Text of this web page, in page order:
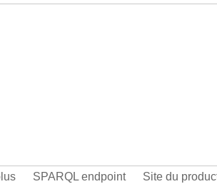
SPARQL endpoint Site du